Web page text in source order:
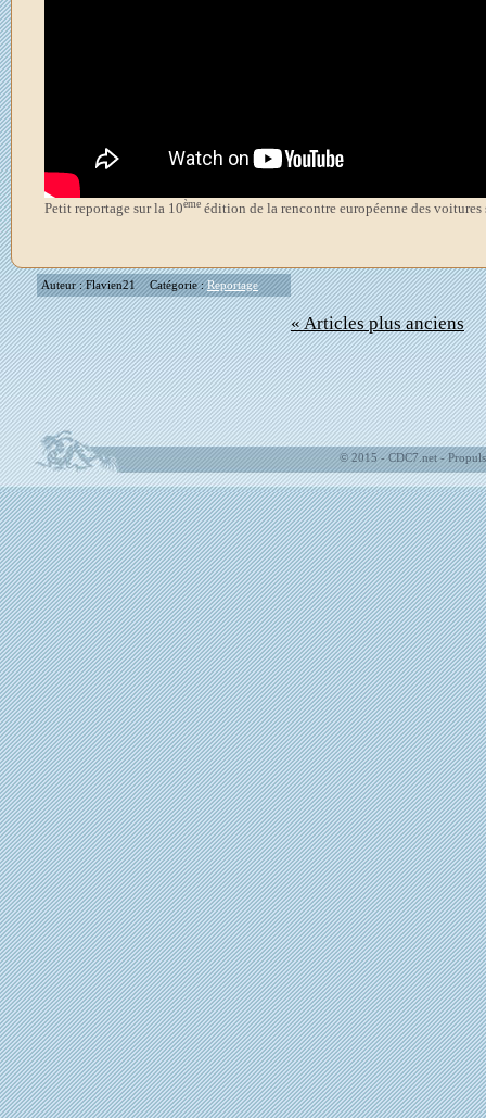
Petit reportage sur la 10ème édition de la rencontre européenne des
Auteur : Flavien21 Catégorie :Reportage
« Articles plus anciens
© 2015 - CDC7.net -